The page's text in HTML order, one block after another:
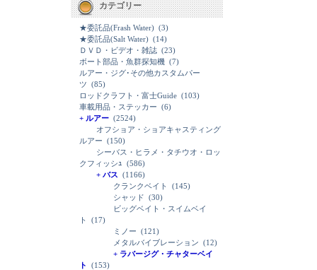
カテゴリー
★委託品(Frash Water) (3)
★委託品(Salt Water) (14)
ＤＶＤ・ビデオ・雑誌 (23)
ボート部品・魚群探知機 (7)
ルアー・ジグ･その他カスタムパー
ツ (85)
ロッドクラフト・富士Guide (103)
車載用品・ステッカー (6)
+ ルアー (2524)
オフショア・ショアキャスティング
ルアー (150)
シーバス・ヒラメ・タチウオ・ロッ
クフィッシｭ (586)
+ バス (1166)
クランクベイト
(145)
シャッド (30)
ビッグベイト・スイムベイ
ト
(17)
ミノー (121)
メタルバイブレーション (12)
+ ラバージグ・チャターベイ
ト
(153)